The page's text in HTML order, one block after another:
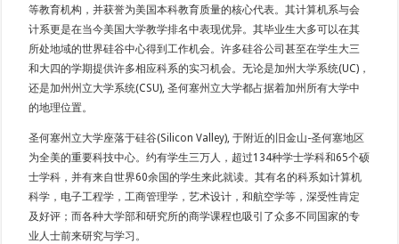
等教育机构，并获誉为美国本科教育质量的核心代表。其计算机系与会
计系更是在当今美国大学教学排名中表现优异。其毕业生大多可以在其
所处地域的世界硅谷中心得到工作机会。许多硅谷公司甚至在学生大三
和大四的学期提供许多相应科系的实习机会。无论是加州大学系统(UC)，
还是加州州立大学系统(CSU), 圣何塞州立大学都占据着加州所有大学中
的地理位置。
圣何塞州立大学座落于硅谷(Silicon Valley), 于附近的旧金山-圣何塞地区
为全美的重要科技中心。约有学生三万人，超过134种学士学科和65个硕
士学科，并有来自世界60余国的学生来此就读。其有名的科系如计算机
科学，电子工程学，工商管理学，艺术设计，和航空学等，深受性肯定
及好评；而各种大学部和研究所的商学课程也吸引了众多不同国家的专
业人士前来研究与学习。